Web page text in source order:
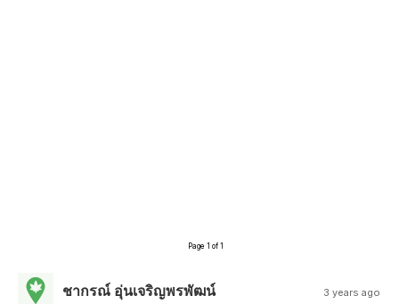
Page 1 of 1
ชากรณ์ อุ่นเจริญพรพัฒน์ 3 years ago